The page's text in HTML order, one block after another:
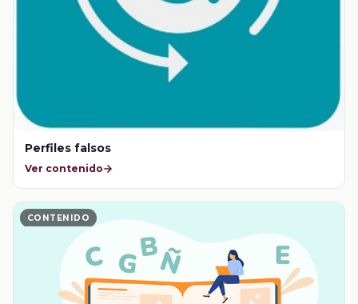
Perfiles falsos
Ver contenido
CONTENIDO